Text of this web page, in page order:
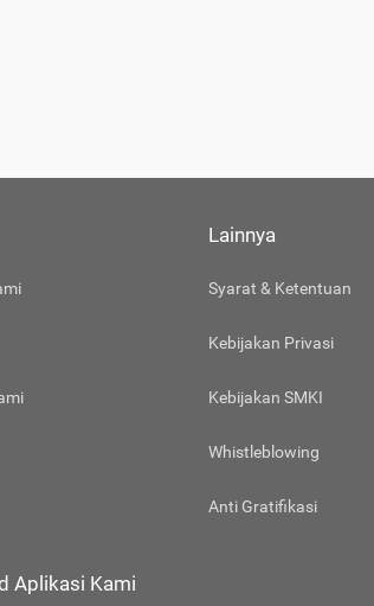
Lainnya
Syarat & Ketentuan
Kebijakan Privasi
Kebijakan SMKI
Whistleblowing
Anti Gratifikasi
Aplikasi Kami